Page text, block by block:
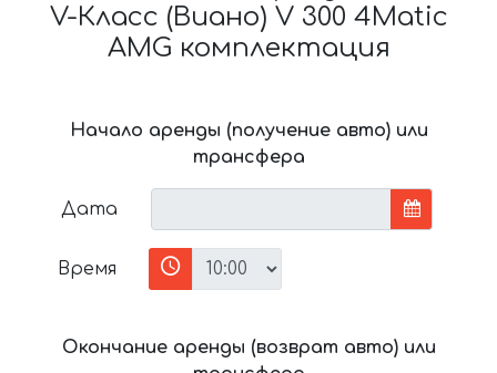
V-Класс (Виано) V 300 4Matic
AMG комплектация
Начало аренды (получение авто) или
трансфера
Дата
Время
Окончание аренды (возврат авто) или